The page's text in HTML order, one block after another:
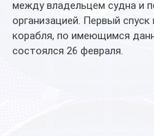
между владельцем судна и
организацией. Первый спуск
корабля, по имеющимся
состоялся 26 февраля.